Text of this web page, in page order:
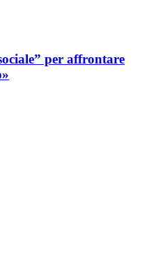
per affrontare